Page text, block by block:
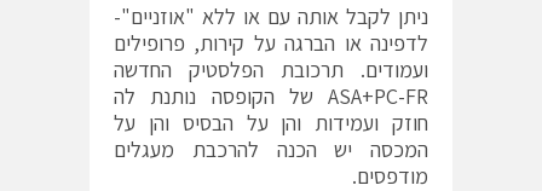
ניתן לקבל אותה עם או ללא "אוזניים"-
לדפינה או הברגה על קירות, פרופילים
ועמודים. תרכובת הפלסטיק החדשה
ASA+PC-FR של הקופסה נותנת לה
חוזק ועמידות והן על הבסיס והן על
המכסה יש הכנה להרכבת מעגלים
מודפסים.